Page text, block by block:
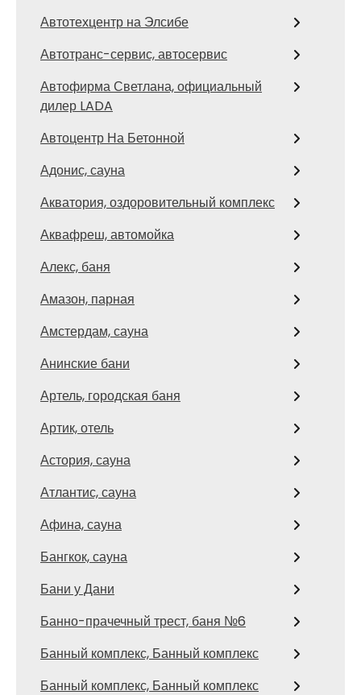
Автотехцентр на Элсибе
Автотранс-сервис, автосервис
Автофирма Светлана, официальный
дилер LADA
Автоцентр На Бетонной
Адонис, сауна
Акватория, оздоровительный комплекс
Аквафреш, автомойка
Алекс, баня
Амазон, парная
Амстердам, сауна
Анинские бани
Артель, городская баня
Артик, отель
Астория, сауна
Атлантис, сауна
Афина, сауна
Бангкок, сауна
Бани у Дани
Банно-прачечный трест, баня №6
Банный комплекс, Банный комплекс
Банный комплекс, Банный комплекс